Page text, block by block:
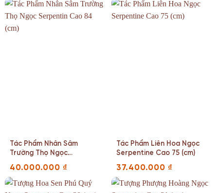
Tác Phẩm Nhân Sâm
Trường Thọ Ngọc
Serpentin Cao 84 (cm)
40.000.000 ₫
Tác Phẩm Liên Hoa Ngọc
Serpentine Cao 75 (cm)
37.400.000 ₫